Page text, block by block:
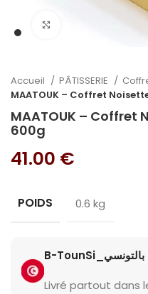
Cliquez pour
Accueil PÂTISSERIE
MAATOUK – Coffret
MAATOUK – Coffret
600g
41.00 €
POIDS 0.6 kg
B-TounSi_بالتونسي
Livré partout dans